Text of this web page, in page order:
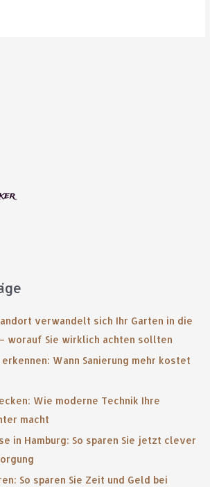
verwandelt sich Ihr Garten in die
worauf Sie wirklich achten sollten
Wann Sanierung mehr kostet
Wie moderne Technik Ihre
macht
in Hamburg: So sparen Sie jetzt clever
So sparen Sie Zeit und Geld bei